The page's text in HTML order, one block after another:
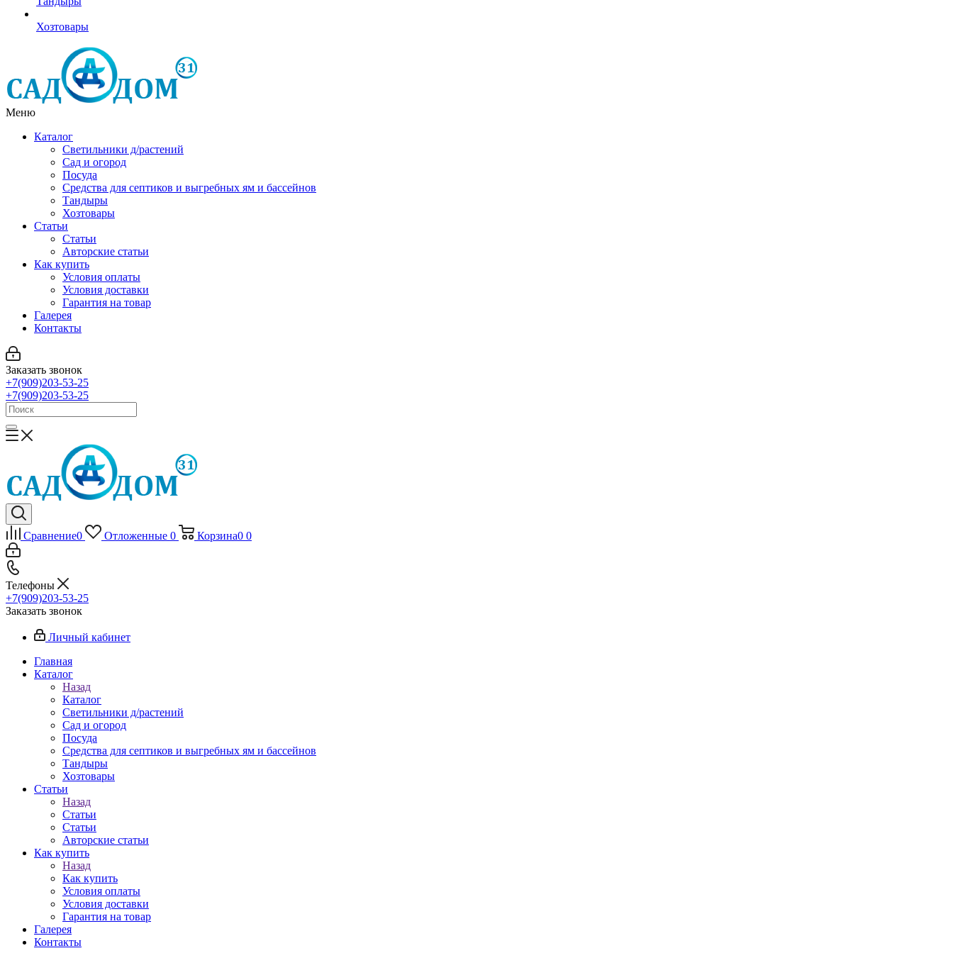
Хозтовары
Меню
Каталог
Светильники д/растений
Сад и огород
Посуда
Средства для септиков и выгребных ям и бассейнов
Тандыры
Хозтовары
Статьи
Статьи
Авторские статьи
Как купить
Условия оплаты
Условия доставки
Гарантия на товар
Галерея
Контакты
Заказать звонок
+7(909)203-53-25
+7(909)203-53-25
Сравнение0 Отложенные 0 Корзина0 0
Телефоны
+7(909)203-53-25
Заказать звонок
Личный кабинет
Главная
Каталог
Назад
Каталог
Светильники д/растений
Сад и огород
Посуда
Средства для септиков и выгребных ям и бассейнов
Тандыры
Хозтовары
Статьи
Назад
Статьи
Статьи
Авторские статьи
Как купить
Назад
Как купить
Условия оплаты
Условия доставки
Гарантия на товар
Галерея
Контакты